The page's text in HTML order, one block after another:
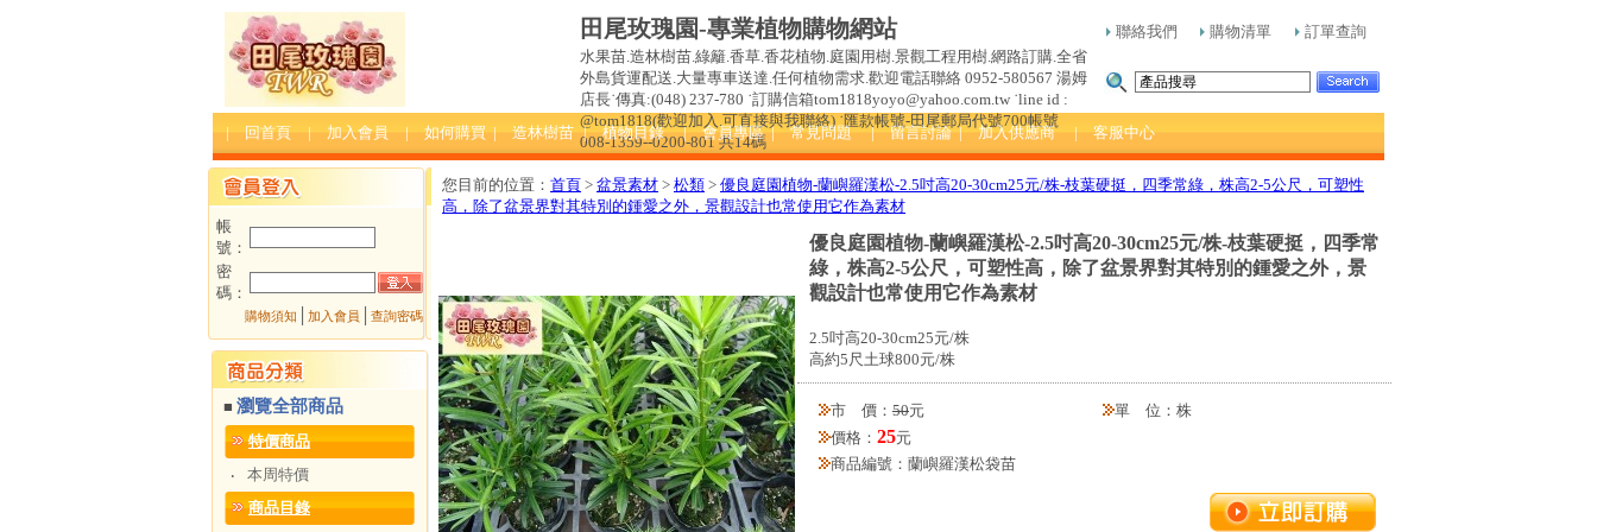
田尾玫瑰園-專業植物購物網站
水果苗.造林樹苗.綠籬.香草.香花植物.庭園用樹.景觀工程用樹.網路訂購.全省
外島貨運配送.大量專車送達.任何植物需求.歡迎電話聯絡 0952-580567 湯姆
店長˙傳真:(048) 237-780 ˙訂購信箱tom1818yoyo@yahoo.com.tw ˙line id :
@tom1818(歡迎加入.可直接與我聯絡) ˙匯款帳號-田尾郵局代號700帳號
008-1359--0200-801 共14碼
聯絡我們 購物清單 訂單查詢
| 回首頁 | 加入會員 | 如何購買 | 造林樹苗 | 植物目錄 | 會員專區 | 常見問題 | 留言討論 | 加入供應商 | 客服中心
帳
號：
密
碼：
購物須知 加入會員 查詢密碼
■ 瀏覽全部商品
特價商品
‧
本周特價
商品目錄
您目前的位置： 首頁 > 盆景素材 > 松類 > 優良庭園植物-蘭嶼羅漢松-2.5吋高20-30cm25元/株-枝葉硬挺，四季常綠，株高2-5公尺，可塑性
高，除了盆景界對其特別的鍾愛之外，景觀設計也常使用它作為素材
優良庭園植物-蘭嶼羅漢松-2.5吋高20-30cm25元/株-枝葉硬挺，四季常
綠，株高2-5公尺，可塑性高，除了盆景界對其特別的鍾愛之外，景
觀設計也常使用它作為素材
2.5吋高20-30cm25元/株
高約5尺土球800元/株
市 價： 50元
價格： 25元
商品編號：蘭嶼羅漢松袋苗
單 位：株